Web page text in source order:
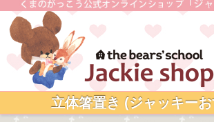
立体箸置き (ジャッキー